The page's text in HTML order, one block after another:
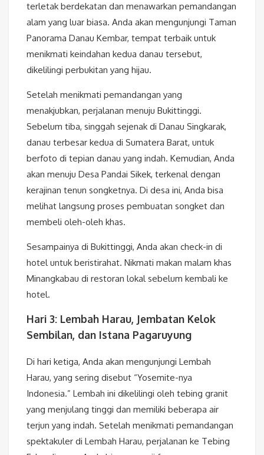
terletak berdekatan dan menawarkan pemandangan
alam yang luar biasa. Anda akan mengunjungi Taman
Panorama Danau Kembar, tempat terbaik untuk
menikmati keindahan kedua danau tersebut,
dikelilingi perbukitan yang hijau.
Setelah menikmati pemandangan yang
menakjubkan, perjalanan menuju Bukittinggi.
Sebelum tiba, singgah sejenak di Danau Singkarak,
danau terbesar kedua di Sumatera Barat, untuk
berfoto di tepian danau yang indah. Kemudian, Anda
akan menuju Desa Pandai Sikek, terkenal dengan
kerajinan tenun songketnya. Di desa ini, Anda bisa
melihat langsung proses pembuatan songket dan
membeli oleh-oleh khas.
Sesampainya di Bukittinggi, Anda akan check-in di
hotel untuk beristirahat. Nikmati makan malam khas
Minangkabau di restoran lokal sebelum kembali ke
hotel.
Hari 3: Lembah Harau, Jembatan Kelok
Sembilan, dan Istana Pagaruyung
Di hari ketiga, Anda akan mengunjungi Lembah
Harau, yang sering disebut “Yosemite-nya
Indonesia.” Lembah ini dikelilingi oleh tebing granit
yang menjulang tinggi dan memiliki beberapa air
terjun yang indah. Setelah menikmati pemandangan
spektakuler di Lembah Harau, perjalanan ke Tebing